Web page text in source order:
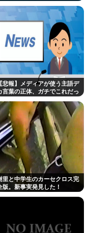
？」驚く声も
争を特に支持する属性。
クワ在住・主な情報源
潰れない理由がわかる
？」って驚くぞ
率直に吐露「あまりに
寂しい」
チ●コ屋にイベント来店
すべてのジャンルはマ
そういう連中が落語を
【悲報】メディアが使う主語デ
言葉の正体、ガチでこれだっ
里と中学生のカーセクロス完
版。新事実発見した！